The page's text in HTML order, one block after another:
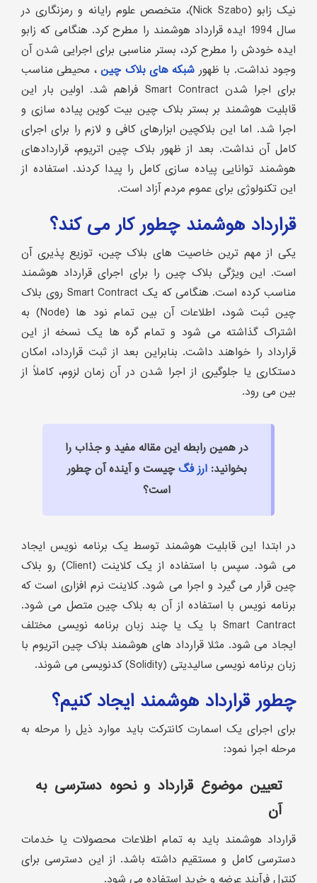
نیک زابو (Nick Szabo)، متخصص علوم رایانه و رمزنگاری در
سال 1994 ایده قرارداد هوشمند را مطرح کرد. هنگامی که زابو
ایده خودش را مطرح کرد، بستر مناسبی برای اجرایی شدن آن
وجود نداشت. با ظهورشبکه های بلاک چین، محیطی مناسب
برای اجرا شدن Smart Contract فراهم شد. اولین بار این
قابلیت هوشمند بر بستر بلاک چین بیت کوین پیاده سازی و
اجرا شد. اما این بلاکچین ابزارهای کافی و لازم را برای اجرای
کامل آن نداشت. بعد از ظهور بلاک چین اتریوم، قراردادهای
هوشمند توانایی پیاده سازی کامل را پیدا کردند. استفاده از
این تکنولوژی برای عموم مردم آزاد است.
قرارداد هوشمند چطور کار می کند؟
یکی از مهم ترین خاصیت های بلاک چین، توزیع پذیری آن
است. این ویژگی بلاک چین را برای اجرای قرارداد هوشمند
مناسب کرده است. هنگامی که یک Smart Contract روی بلاک
چین ثبت شود، اطلاعات آن بین تمام نود ها (Node) به
اشتراک گذاشته می شود و تمام گره ها یک نسخه از این
قرارداد را خواهند داشت. بنابراین بعد از ثبت قرارداد، امکان
دستکاری یا جلوگیری از اجرا شدن در آن زمان لزوم، کاملاً از
بین می رود.
در همین رابطه این مقاله مفید و جذاب را
بخوانید:ارز فگچیست و آینده آن چطور
است؟
در ابتدا این قابلیت هوشمند توسط یک برنامه نویس ایجاد
می شود. سپس با استفاده از یک کلاینت (Client) رو بلاک
چین قرار می گیرد و اجرا می شود. کلاینت نرم افزاری است که
برنامه نویس با استفاده از آن به بلاک چین متصل می شود.
Smart Cantract با یک یا چند زبان برنامه نویسی مختلف
ایجاد می شود. مثلا قرارداد های هوشمند بلاک چین اتریوم با
زبان برنامه نویسی سالیدیتی (Solidity) کدنویسی می شوند.
چطور قرارداد هوشمند ایجاد کنیم؟
برای اجرای یک اسمارت کانترکت باید موارد ذیل را مرحله به
مرحله اجرا نمود:
تعیین موضوع قرارداد و نحوه دسترسی به
آن
قرارداد هوشمند باید به تمام اطلاعات محصولات یا خدمات
دسترسی کامل و مستقیم داشته باشد. از این دسترسی برای